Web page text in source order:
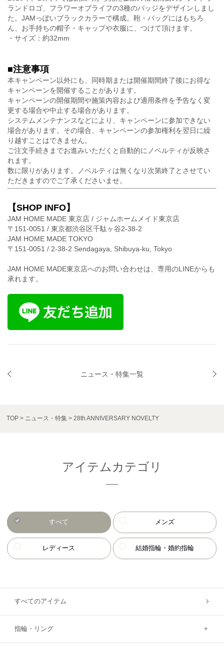
ランドロゴ、フラワーオブライフの3種のバッジをデザインしまし
た。JAMっぽいブラックカラーで構成。鞄・バッグにはもちろ
ん、お手持ちの帽子・キャップや衣服に、つけて頂けます。
・サイズ：約32mm
■注意事項
本キャンペーン以外にも、同時期または開催期間終了後にお得な
キャンペーンを開催することがあります。
キャンペーンの開催期間や施策内容および適用条件を予告なく変
更する場合や中止する場合があります。
システムメンテナンスなどにより、キャンペーンに参加できない
場合があります。その場合、キャンペーンの参加権利を翌日に繰
り越すことはできません。
ご注文手続きまでお進みいただくと自動的にノベルティが反映さ
れます。
数に限りがあります。ノベルティは無くなり次第終了とさせてい
ただきますのでご了承くださいませ。
【SHOP INFO】
JAM HOME MADE 東京店 / ジャムホームメイド東京店
〒151-0051 / 東京都渋谷区千駄ヶ谷2-38-2
JAM HOME MADE TOKYO
〒151-0051 / 2-38-2 Sendagaya, Shibuya-ku, Tokyo
JAM HOME MADE東京店へのお問い合わせは、専用のLINEからも
承れます。
ニュース・特集一覧
TOP ニュース・特集 28th ANNIVERSARY NOVELTY
アイテムカテゴリ
すべて メンズ
レディース 結婚指輪・婚約指輪
すべてのアイテム
指輪・リング